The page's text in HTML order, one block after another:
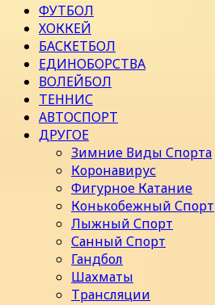
ФУТБОЛ
ХОККЕЙ
БАСКЕТБОЛ
ЕДИНОБОРСТВА
ВОЛЕЙБОЛ
ТЕННИС
АВТОСПОРТ
ДРУГОЕ
Зимние Виды Спорта
Коронавирус
Фигурное Катание
Конькобежный Спорт
Лыжный Спорт
Санный Спорт
Гандбол
Шахматы
Трансляции